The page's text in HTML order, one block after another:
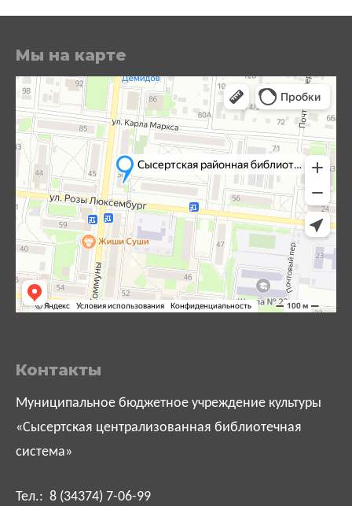
Мы на карте
Контакты
Муниципальное бюджетное учреждение культуры
«Сысертская централизованная библиотечная
система»
Тел.: 8 (34374) 7-06-99